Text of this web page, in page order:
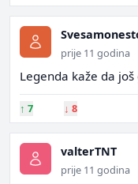
prije 11 godina
Legenda kaže da
↑ 7 ↓ 8
valterTNT
prije 11 godina